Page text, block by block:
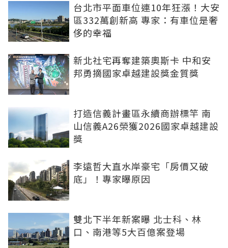
台北市平面車位連10年狂漲！大安
區332萬創新高 專家：有車位是奢
侈的幸福
新北社宅再奪建築奧斯卡 中和安
邦勇摘國家卓越建設獎金質獎
打造信義計畫區永續商辦標竿 南
山信義A26榮獲2026國家卓越建設
獎
李遠哲大直水岸豪宅「房價又破
底」！專家曝原因
雙北下半年新案曝 北士科、林
口、南港等5大百億案登場